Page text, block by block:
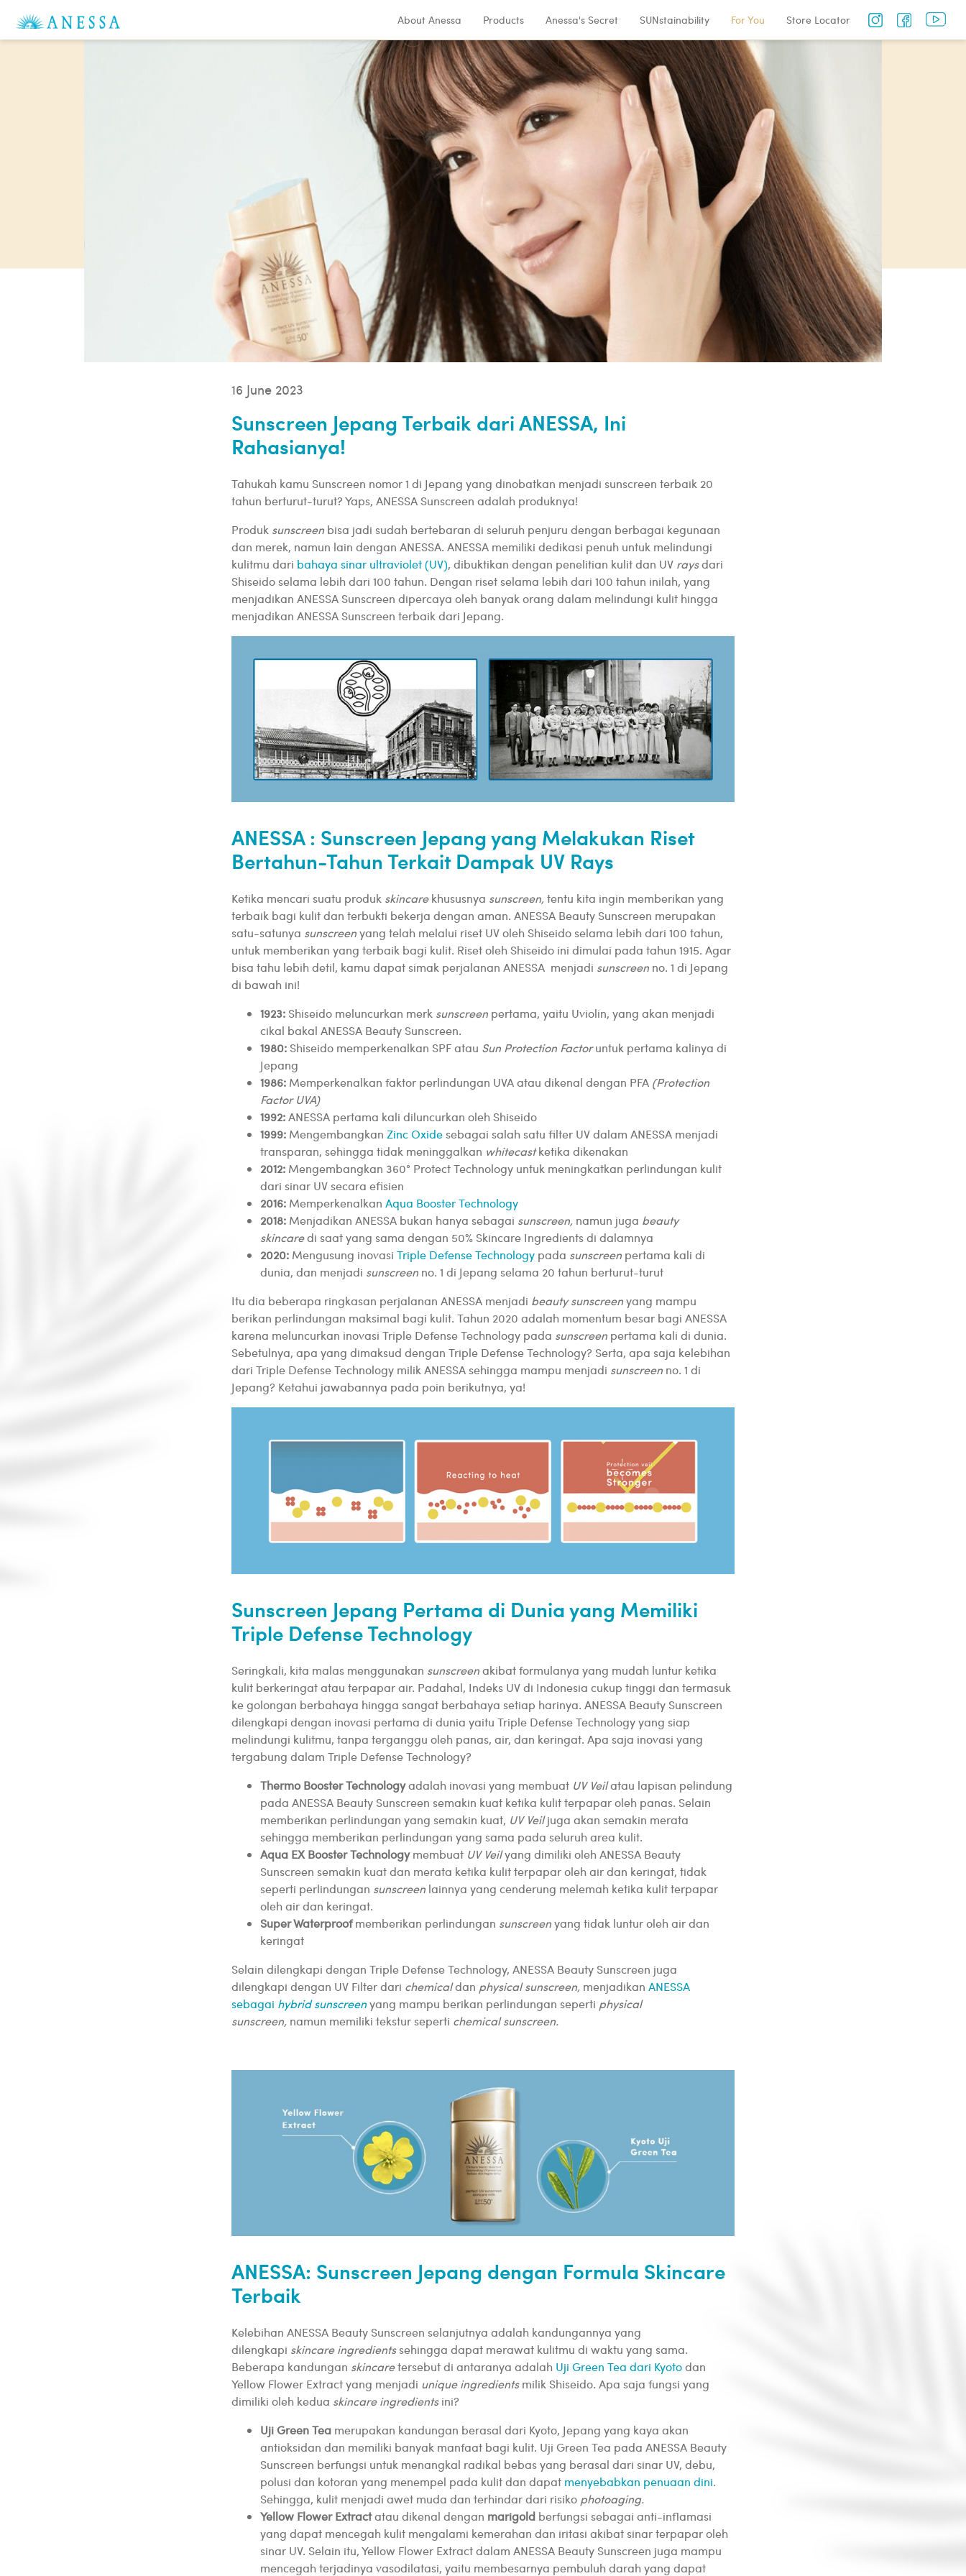
About Anessa Products Anessa's Secret SUNstainability For You Store Locator
16 June 2023
Sunscreen Jepang Terbaik dari ANESSA, Ini
Rahasianya!
Tahukah kamu Sunscreen nomor 1 di Jepang yang dinobatkan menjadi sunscreen terbaik 20
tahun berturut-turut? Yaps, ANESSA Sunscreen adalah produknya!
Produk sunscreen bisa jadi sudah bertebaran di seluruh penjuru dengan berbagai kegunaan
dan merek, namun lain dengan ANESSA. ANESSA memiliki dedikasi penuh untuk melindungi
kulitmu dari bahaya sinar ultraviolet (UV), dibuktikan dengan penelitian kulit dan UV raysdari
Shiseido selama lebih dari 100 tahun. Dengan riset selama lebih dari 100 tahun inilah, yang
menjadikan ANESSA Sunscreen dipercaya oleh banyak orang dalam melindungi kulit hingga
menjadikan ANESSA Sunscreen terbaik dari Jepang.
ANESSA : Sunscreen Jepang yang Melakukan Riset
Bertahun-Tahun Terkait Dampak UV Rays
Ketika mencari suatu produk skincarekhususnya sunscreen,tentu kita ingin memberikan yang
terbaik bagi kulit dan terbukti bekerja dengan aman. ANESSA Beauty Sunscreen merupakan
satu-satunya sunscreenyang telah melalui riset UV oleh Shiseido selama lebih dari 100 tahun,
untuk memberikan yang terbaik bagi kulit. Riset oleh Shiseido ini dimulai pada tahun 1915. Agar
bisa tahu lebih detil, kamu dapat simak perjalanan ANESSA menjadi sunscreen no. 1 di Jepang
di bawah ini!
1923: Shiseido meluncurkan merk sunscreen pertama, yaitu Uviolin, yang akan menjadi
cikal bakal ANESSA Beauty Sunscreen.
1980: Shiseido memperkenalkan SPF atau Sun Protection Factoruntuk pertama kalinya di
Jepang
1986: Memperkenalkan faktor perlindungan UVA atau dikenal dengan PFA (Protection
Factor UVA)
1992:ANESSA pertama kali diluncurkan oleh Shiseido
1999: Mengembangkan Zinc Oxidesebagai salah satu filter UV dalam ANESSA menjadi
transparan, sehingga tidak meninggalkan whitecastketika dikenakan
2012: Mengembangkan 360° Protect Technology untuk meningkatkan perlindungan kulit
dari sinar UV secara efisien
2016: Memperkenalkan Aqua Booster Technology
2018: Menjadikan ANESSA bukan hanya sebagai sunscreen, namun juga beauty
skincaredi saat yang sama dengan 50% Skincare Ingredients di dalamnya
2020: Mengusung inovasi Triple Defense Technology pada sunscreen pertama kali di
dunia, dan menjadi sunscreen no. 1 di Jepang selama 20 tahun berturut-turut
Itu dia beberapa ringkasan perjalanan ANESSA menjadi beauty sunscreenyang mampu
berikan perlindungan maksimal bagi kulit. Tahun 2020 adalah momentum besar bagi ANESSA
karena meluncurkan inovasi Triple Defense Technology pada sunscreen pertama kali di dunia.
Sebetulnya, apa yang dimaksud dengan Triple Defense Technology? Serta, apa saja kelebihan
dari Triple Defense Technology milik ANESSA sehingga mampu menjadi sunscreen no. 1 di
Jepang? Ketahui jawabannya pada poin berikutnya, ya!
Sunscreen Jepang Pertama di Dunia yang Memiliki
Triple Defense Technology
Seringkali, kita malas menggunakan sunscreenakibat formulanya yang mudah luntur ketika
kulit berkeringat atau terpapar air. Padahal, Indeks UV di Indonesia cukup tinggi dan termasuk
ke golongan berbahaya hingga sangat berbahaya setiap harinya. ANESSA Beauty Sunscreen
dilengkapi dengan inovasi pertama di dunia yaitu Triple Defense Technology yang siap
melindungi kulitmu, tanpa terganggu oleh panas, air, dan keringat. Apa saja inovasi yang
tergabung dalam Triple Defense Technology?
Thermo Booster Technologyadalah inovasi yang membuat UV Veilatau lapisan pelindung
pada ANESSA Beauty Sunscreen semakin kuat ketika kulit terpapar oleh panas. Selain
memberikan perlindungan yang semakin kuat, UV Veiljuga akan semakin merata
sehingga memberikan perlindungan yang sama pada seluruh area kulit.
Aqua EX Booster Technologymembuat UV Veilyang dimiliki oleh ANESSA Beauty
Sunscreen semakin kuat dan merata ketika kulit terpapar oleh air dan keringat, tidak
seperti perlindungan sunscreen lainnya yang cenderung melemah ketika kulit terpapar
oleh air dan keringat.
Super Waterproofmemberikan perlindungan sunscreenyang tidak luntur oleh air dan
keringat
Selain dilengkapi dengan Triple Defense Technology, ANESSA Beauty Sunscreen juga
dilengkapi dengan UV Filter dari chemicaldan physical sunscreen, menjadikan ANESSA
sebagai hybrid sunscreenyang mampu berikan perlindungan seperti physical
sunscreen, namun memiliki tekstur seperti chemical sunscreen.
ANESSA: Sunscreen Jepang dengan Formula Skincare
Terbaik
Kelebihan ANESSA Beauty Sunscreen selanjutnya adalah kandungannya yang
dilengkapi skincare ingredientssehingga dapat merawat kulitmu di waktu yang sama.
Beberapa kandungan skincaretersebut di antaranya adalah Uji Green Tea dari Kyotodan
Yellow Flower Extract yang menjadi unique ingredientsmilik Shiseido. Apa saja fungsi yang
dimiliki oleh kedua skincare ingredientsini?
Uji Green Tea merupakan kandungan berasal dari Kyoto, Jepang yang kaya akan
antioksidan dan memiliki banyak manfaat bagi kulit. Uji Green Tea pada ANESSA Beauty
Sunscreen berfungsi untuk menangkal radikal bebas yang berasal dari sinar UV, debu,
polusi dan kotoran yang menempel pada kulit dan dapat menyebabkan penuaan dini.
Sehingga, kulit menjadi awet muda dan terhindar dari risiko photoaging.
Yellow Flower Extractatau dikenal dengan marigold berfungsi sebagai anti-inflamasi
yang dapat mencegah kulit mengalami kemerahan dan iritasi akibat sinar terpapar oleh
sinar UV. Selain itu, Yellow Flower Extract dalam ANESSA Beauty Sunscreen juga mampu
mencegah terjadinya vasodilatasi, yaitu membesarnya pembuluh darah yang dapat